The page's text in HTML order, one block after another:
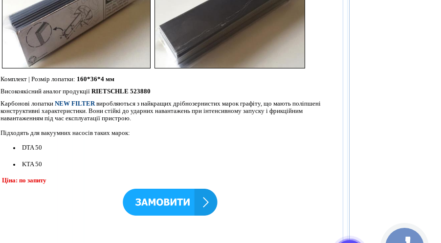
Комплект | Розмір лопатки: 160*36*4 мм
Високоякісний аналог продукціїRIETSCHLE 523880
Карбонові лопатки NEW FILTER виробляються з найкращих дрібнозернистих марок графіту, що мають поліпшені
конструктивні характеристики. Вони стійкі до ударних навантажень при інтенсивному запуску і фрикційним
навантаженням під час експлуатації пристрою.
Підходять для вакуумних насосів таких марок:
DTA 50
KTA 50
Ціна: по запиту